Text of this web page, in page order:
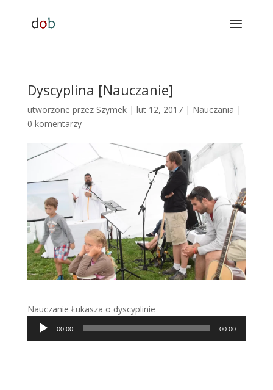
Dyscyplina [Nauczanie]
utworzone przez Szymek| lut 12, 2017| Nauczania |
0 komentarzy
Nauczanie Łukasza o dyscyplinie
Odtwarzacz
plików
00:00 00:00